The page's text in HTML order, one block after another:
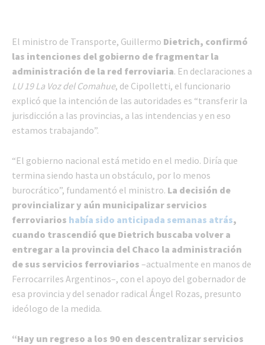
El ministro de Transporte, Guillermo Dietrich, confirmó
las intenciones del gobierno de fragmentar la
administración de la red ferroviaria. En declaraciones a
LU 19 La Voz del Comahue, de Cipolletti, el funcionario
explicó que la intención de las autoridades es “transferir la
jurisdicción a las provincias, a las intendencias y en eso
estamos trabajando”.
“El gobierno nacional está metido en el medio. Diría que
termina siendo hasta un obstáculo, por lo menos
burocrático”, fundamentó el ministro. La decisión de
provincializar y aún municipalizar servicios
ferroviarios había sido anticipada semanas atrás,
cuando trascendió que Dietrich buscaba volver a
entregar a la provincia del Chaco la administración
de sus servicios ferroviarios –actualmente en manos de
Ferrocarriles Argentinos–, con el apoyo del gobernador de
esa provincia y del senador radical Ángel Rozas, presunto
ideólogo de la medida.
“Hay un regreso a los 90 en descentralizar servicios